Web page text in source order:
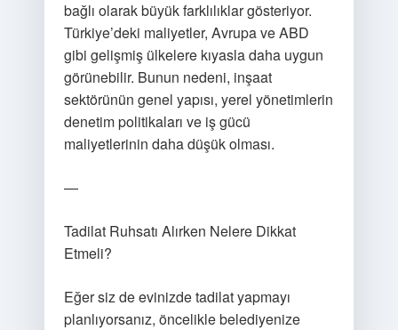
bağlı olarak büyük farklılıklar gösteriyor.
Türkiye’deki maliyetler, Avrupa ve ABD
gibi gelişmiş ülkelere kıyasla daha uygun
görünebilir. Bunun nedeni, inşaat
sektörünün genel yapısı, yerel yönetimlerin
denetim politikaları ve iş gücü
maliyetlerinin daha düşük olması.
—
Tadilat Ruhsatı Alırken Nelere Dikkat
Etmeli?
Eğer siz de evinizde tadilat yapmayı
planlıyorsanız, öncelikle belediyenize